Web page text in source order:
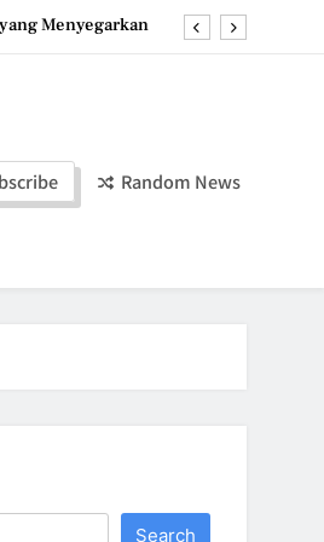
Menyegarkan
Menggoda Selera
Lidah
Random News
Search